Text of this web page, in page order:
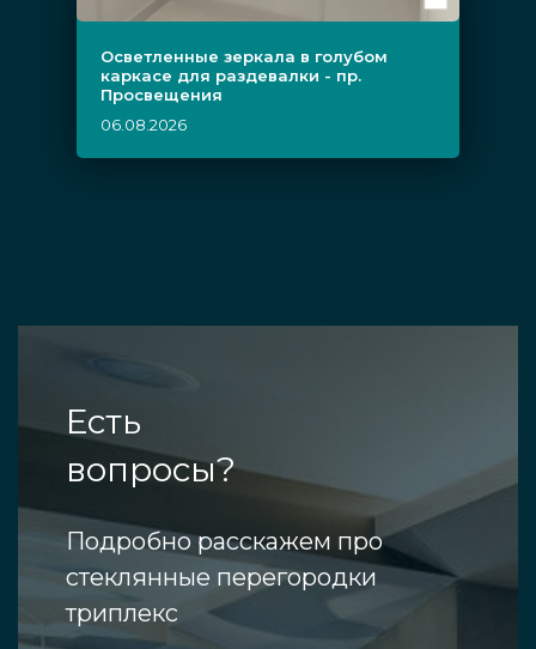
Осветленные зеркала в голубом
каркасе для раздевалки - пр.
Просвещения
06.08.2026
Есть
вопросы?
Подробно расскажем про
стеклянные перегородки
триплекс